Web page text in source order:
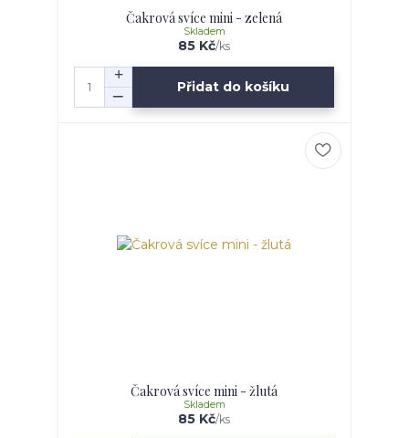
Čakrová svíce mini - zelená
85 Kč/ks
Skladem
Přidat do košíku
Čakrová svíce mini - žlutá
85 Kč/ks
Skladem